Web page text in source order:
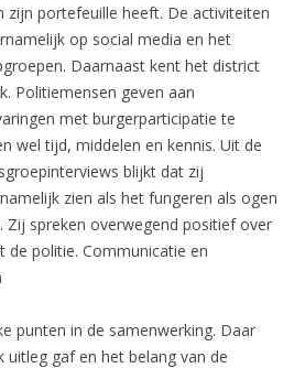
zijn portefeuille heeft. De activiteiten
op social media en het
Daarnaast kent het district
Politiemensen geven aan
met burgerparticipatie te
wel tijd, middelen en kennis. Uit de
blijkt dat zij
zien als het fungeren als ogen
Zij spreken overwegend positief over
de politie. Communicatie en
punten in de samenwerking. Daar
uitleg gaf en het belang van de